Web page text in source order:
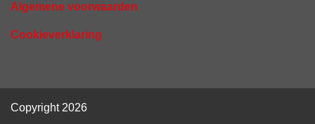
Algemene voorwaarden
Cookieverklaring
Copyright 2026